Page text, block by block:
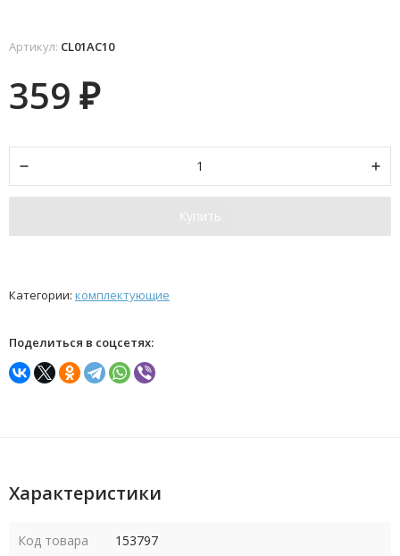
Артикул: CL01AC10
359 ₽
Купить
Категории: комплектующие
Поделиться в соцсетях:
Характеристики
Код товара 153797